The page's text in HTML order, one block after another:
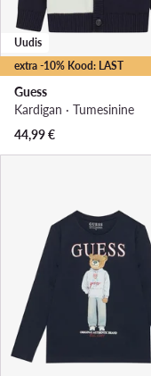
extra -10% Kood: LAST
Uudis
Guess
Kardigan · Tumesinine
44,99€